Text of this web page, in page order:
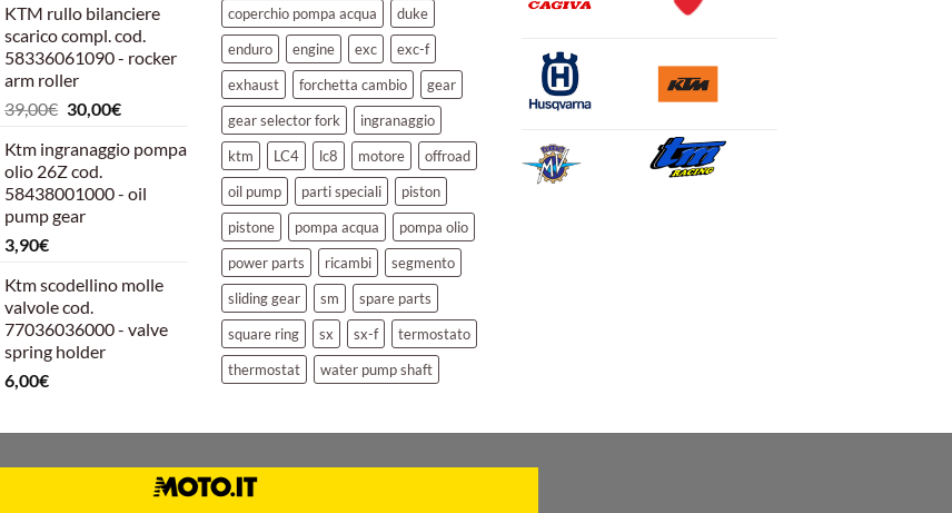
originale
era:
39,00€.
attuale
è:
30,00€.
KTM rullo bilanciere
scarico compl. cod.
58336061090 - rocker
arm roller
39,00€ Il
originale
era:
39,00€.
30,00€Il
attuale
30,00€.
Ktm ingranaggio pompa
olio 26Z cod.
58438001000 - oil
pump gear
3,90€
Ktm scodellino molle
valvole cod.
77036036000 - valve
spring holder
6,00€
coperchio pompa acqua
duke
enduro
engine exc
exc-f
exhaust
forchetta cambio
gear
gear selector fork
ingranaggio
ktm
LC4 lc8 motore
offroad
oil pump
parti speciali
piston
pistone
pompa acqua
pompa olio
power parts
ricambi
segmento
sliding gear
sm
spare parts
square ring
sx sx-f
termostato
thermostat
water pump shaft